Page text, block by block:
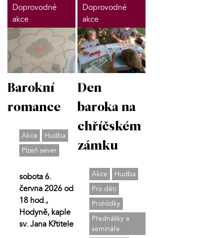
Doprovodné
akce
Barokní
romance
Akce
Hudba
Plzeň sever
sobota 6.
června 2026 od
18 hod.,
Hodyně, kaple
sv. Jana Křtitele
Doprovodné
akce
Den
baroka na
chříčském
zámku
Akce
Hudba
Pro děti
Prohlídky
Přednášky a
semináře